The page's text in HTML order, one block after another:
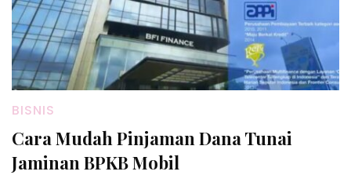
BISNIS
Cara Mudah Pinjaman Dana Tunai
Jaminan BPKB Mobil